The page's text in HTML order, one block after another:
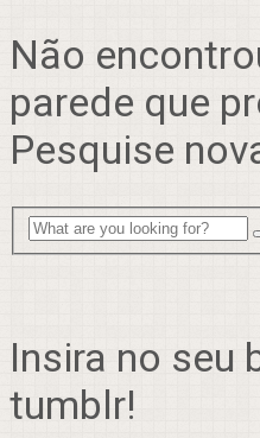
Não
parede que
Pesquise
Insira no seu
tumblr!